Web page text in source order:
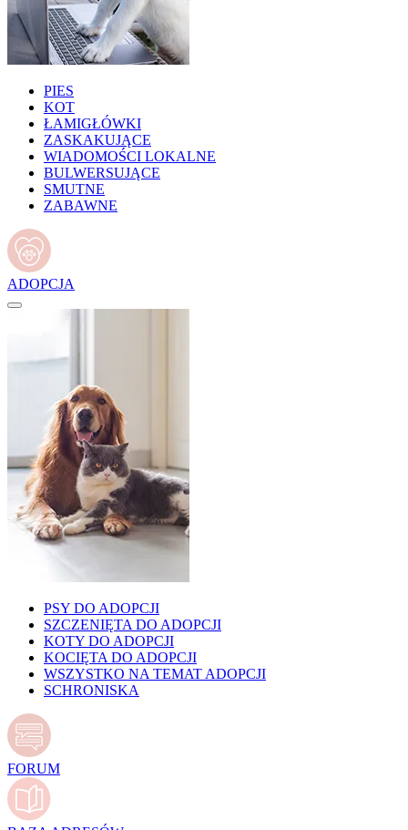
PIES
KOT
ŁAMIGŁÓWKI
ZASKAKUJĄCE
WIADOMOŚCI LOKALNE
BULWERSUJĄCE
SMUTNE
ZABAWNE
ADOPCJA
PSY DO ADOPCJI
SZCZENIĘTA DO ADOPCJI
KOTY DO ADOPCJI
KOCIĘTA DO ADOPCJI
WSZYSTKO NA TEMAT ADOPCJI
SCHRONISKA
FORUM